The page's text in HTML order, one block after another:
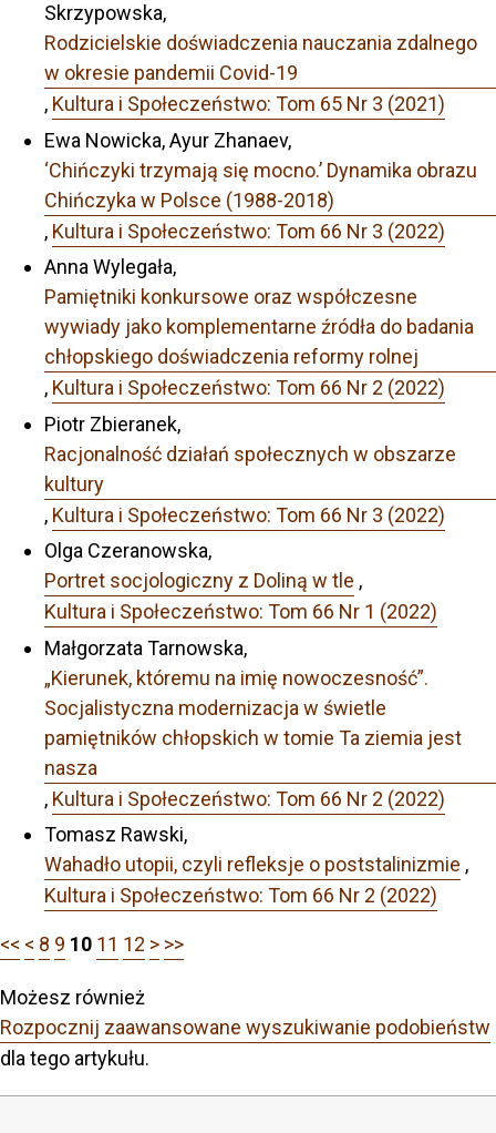
Skrzypowska,
Rodzicielskie doświadczenia nauczania zdalnego
w okresie pandemii Covid-19
, Kultura i Społeczeństwo: Tom 65 Nr 3 (2021)
Ewa Nowicka, Ayur Zhanaev,
‘Chińczyki trzymają się mocno.’ Dynamika obrazu
Chińczyka w Polsce (1988-2018)
, Kultura i Społeczeństwo: Tom 66 Nr 3 (2022)
Anna Wylegała,
Pamiętniki konkursowe oraz współczesne
wywiady jako komplementarne źródła do badania
chłopskiego doświadczenia reformy rolnej
, Kultura i Społeczeństwo: Tom 66 Nr 2 (2022)
Piotr Zbieranek,
Racjonalność działań społecznych w obszarze
kultury
, Kultura i Społeczeństwo: Tom 66 Nr 3 (2022)
Olga Czeranowska,
Portret socjologiczny z Doliną w tle ,
Kultura i Społeczeństwo: Tom 66 Nr 1 (2022)
Małgorzata Tarnowska,
„Kierunek, któremu na imię nowoczesność”.
Socjalistyczna modernizacja w świetle
pamiętników chłopskich w tomie Ta ziemia jest
nasza
, Kultura i Społeczeństwo: Tom 66 Nr 2 (2022)
Tomasz Rawski,
Wahadło utopii, czyli refleksje o poststalinizmie ,
Kultura i Społeczeństwo: Tom 66 Nr 2 (2022)
<< < 8 9 10 11 12 > >>
Możesz również
Rozpocznij zaawansowane wyszukiwanie podobieństw
dla tego artykułu.